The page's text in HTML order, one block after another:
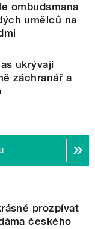
ombudsmana
umělců na
ukrývají
záchranář a
prozpívat
českého